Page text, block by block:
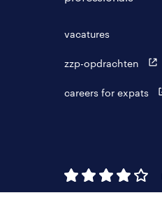
vacatures
zzp-opdrachten
careers for expats